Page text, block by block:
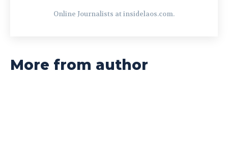
Online Journalists at insidelaos.com.
More from author